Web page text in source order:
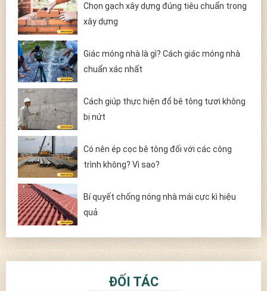
Chọn gạch xây dựng đúng tiêu chuẩn trong
xây dựng
Giác móng nhà là gì? Cách giác móng nhà
chuẩn xác nhất
Cách giúp thực hiện đổ bê tông tươi không
bị nứt
Có nên ép cọc bê tông đối với các công
trình không? Vì sao?
Bí quyết chống nóng nhà mái cực kì hiệu
quả
ĐỐI TÁC